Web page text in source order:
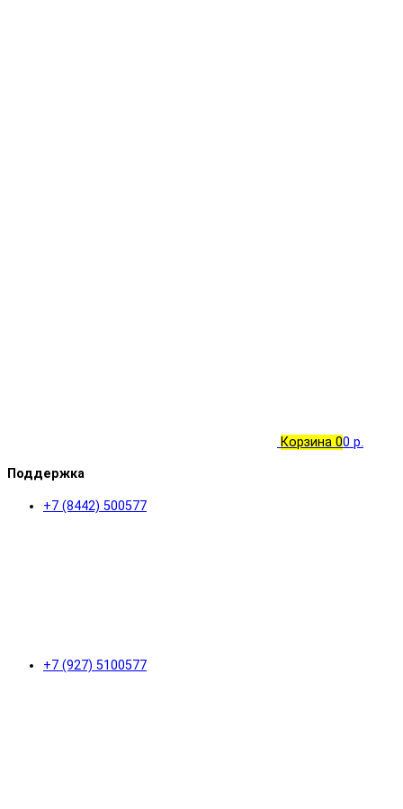
Корзина 00 р.
Поддержка
+7 (8442) 500577
+7 (927) 5100577